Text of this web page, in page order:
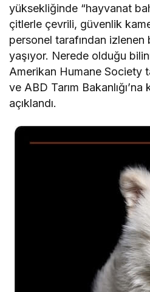
yüksekliğinde “hayvanat
çitlerle çevrili, güvenlik
personel tarafından
yaşıyor. Nerede olduğu
Amerikan Humane Society
ve ABD Tarım Bakanlığı’na
açıklandı.